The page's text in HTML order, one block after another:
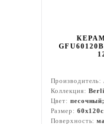
Производитель:
Коллекция:
Цвет: песочный;
Размер:
Поверхность: